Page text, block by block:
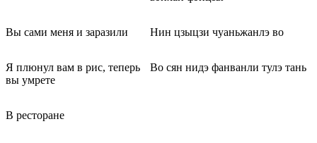
Вы сами меня и заразили Нин цзыцзи чуаньжанлэ во
Я плюнул вам в рис, теперь
вы умрете
Во сян нидэ фанванли тулэ тань
В ресторане